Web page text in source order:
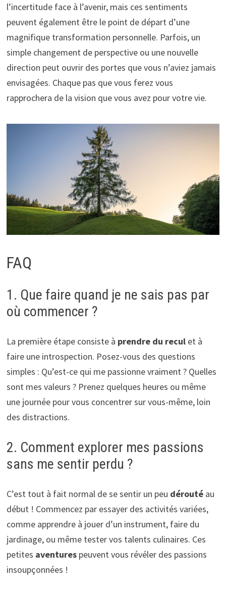
l’incertitude face à l’avenir, mais ces sentiments
peuvent également être le point de départ d’une
magnifique transformation personnelle. Parfois, un
simple changement de perspective ou une nouvelle
direction peut ouvrir des portes que vous n’aviez jamais
envisagées. Chaque pas que vous ferez vous
rapprochera de la vision que vous avez pour votre vie.
FAQ
1. Que faire quand je ne sais pas par
où commencer ?
La première étape consiste à prendre du reculet à
faire une introspection. Posez-vous des questions
simples : Qu’est-ce qui me passionne vraiment ? Quelles
sont mes valeurs ? Prenez quelques heures ou même
une journée pour vous concentrer sur vous-même, loin
des distractions.
2. Comment explorer mes passions
sans me sentir perdu ?
C’est tout à fait normal de se sentir un peu déroutéau
début ! Commencez par essayer des activités variées,
comme apprendre à jouer d’un instrument, faire du
jardinage, ou même tester vos talents culinaires. Ces
petites aventurespeuvent vous révéler des passions
insoupçonnées !